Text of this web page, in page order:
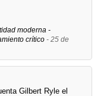
moderna -
crítico - 25 de
Gilbert Ryle el